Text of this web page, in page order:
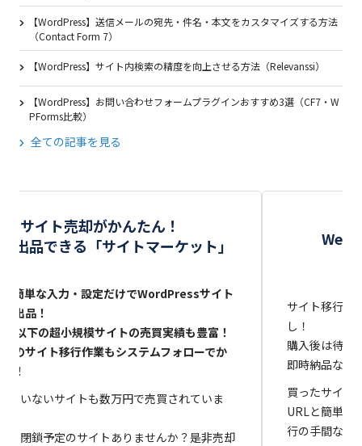
【WordPress】送信メールの宛先・件名・本文をカスタマイズする方法
（Contact Form 7）
【WordPress】サイト内検索の精度を向上させる方法（Relevanssi）
【WordPress】お問い合わせフォームプラグインおすすめ3選（CF7・W
PForms比較）
全ての記事を見る
サイト売却がかんたん！
出品できる「サイトマーケット」
簡単な入力・設定だけでWordPressサイト
出品！
事以下の超小規模サイトの売買実績も豊富！
のサイト移行作業もシステムフォローでか
！
ていないサイトも数万円で売買されていま
・閉鎖予定のサイトありませんか？是非売却
Web
サイト移行（
し！
購入後は待っ
即時納品なら
買ったサイト
URLと簡単な
行の手間なし